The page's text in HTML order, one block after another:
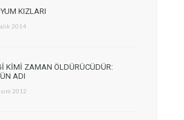
KIZLARI
2014
KİMİ ZAMAN ÖLDÜRÜCÜDÜR:
ADI
2012